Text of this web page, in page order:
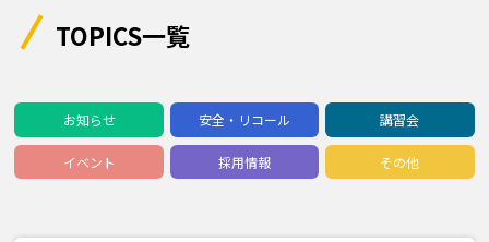
TOPICS一覧
お知らせ 安全・リコール 講習会
イベント 採用情報 その他